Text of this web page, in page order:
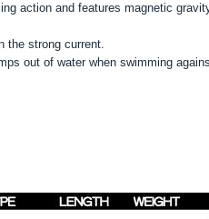
action and features magnetic
the strong current.
out of water when swimming